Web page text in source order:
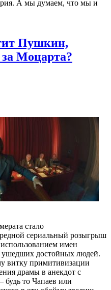
А мы думаем, что мы и
Пушкин,
Моцарта?
стало
сериальный розыгрыш
имен
ушедших достойных людей.
витку примитивизации
драмы в анекдот с
будь то Чапаев или